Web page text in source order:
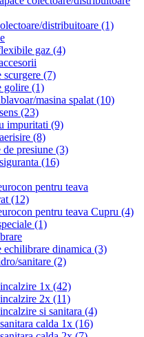
distribuitoare (1)
gaz (4)
scurgere (7)
golire (1)
masina spalat (10)
(23)
impuritati (9)
(8)
de presiune (3)
(16)
pentru teava
(12)
pentru teava Cupru (4)
(1)
echilibrare dinamica (3)
sanitare (2)
1x (42)
2x (11)
si sanitara (4)
calda 1x (16)